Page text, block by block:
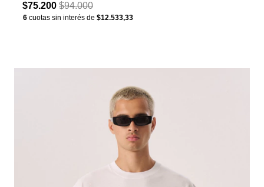
$75.200 $94.000
6 cuotas sin interés de $12.533,33